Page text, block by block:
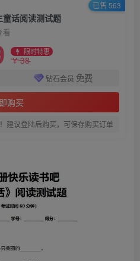
话阅读测试题
看
限时特惠
￥38
钻石会员 免费
购买
建议登陆后购买，可保存购买订单
已售 563